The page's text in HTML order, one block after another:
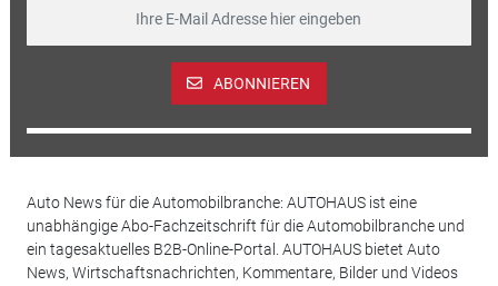
ABONNIEREN
Auto News für die Automobilbranche: AUTOHAUS ist eine
unabhängige Abo-Fachzeitschrift für die Automobilbranche und
ein tagesaktuelles B2B-Online-Portal. AUTOHAUS bietet Auto
News, Wirtschaftsnachrichten, Kommentare, Bilder und Videos